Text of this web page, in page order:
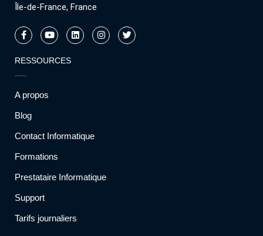
Île-de-France, France
RESSOURCES
A propos
Blog
Contact Informatique
Formations
Prestataire Informatique
Support
Tarifs journaliers